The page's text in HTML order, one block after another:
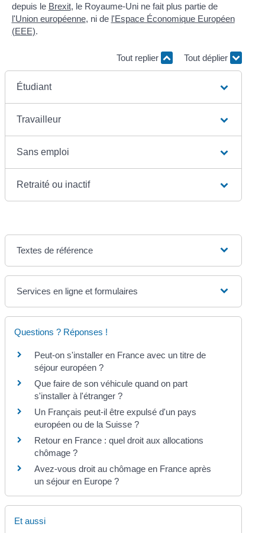
depuis le Brexit, le Royaume-Uni ne fait plus partie de
l'Union européenne, ni de l'Espace Économique Européen
(EEE).
Tout replier Tout déplier
Étudiant
Travailleur
Sans emploi
Retraité ou inactif
Textes de référence
Services en ligne et formulaires
Questions ? Réponses !
Peut-on s'installer en France avec un titre de
séjour européen ?
Que faire de son véhicule quand on part
s'installer à l'étranger ?
Un Français peut-il être expulsé d'un pays
européen ou de la Suisse ?
Retour en France : quel droit aux allocations
chômage ?
Avez-vous droit au chômage en France après
un séjour en Europe ?
Et aussi